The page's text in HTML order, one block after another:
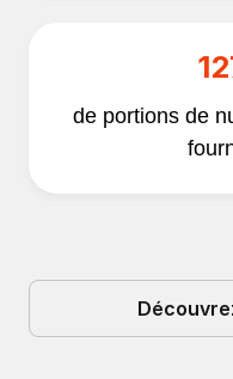
de portions de